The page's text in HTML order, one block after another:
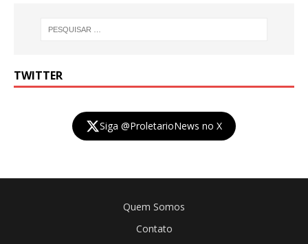
TWITTER
Siga @ProletarioNews no X
Quem Somos
Contato